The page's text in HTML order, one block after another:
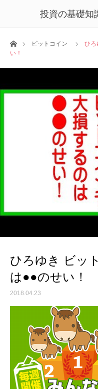
投資の基礎知
ホームビットコイン
ひろ
い！
ひろゆき ビッ
は●●のせい！
2018.04.23